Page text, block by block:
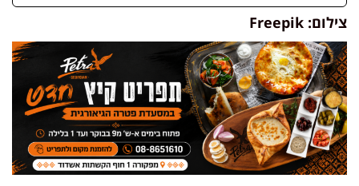
צילום: Freepik